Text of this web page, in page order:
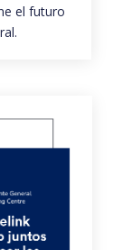
el futuro